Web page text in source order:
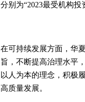
分别为“2023最受机构投
在可持续发展方面，华
旨，不断提高治理水平
以人为本的理念，积极
高质量发展。